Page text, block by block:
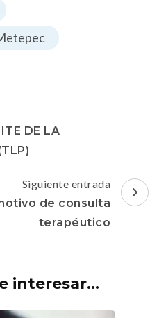
DE LA
Siguiente entrada
de consulta
terapéutico
interesar...